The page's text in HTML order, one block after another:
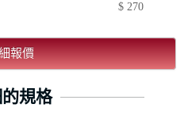
$ 270
報價
規格